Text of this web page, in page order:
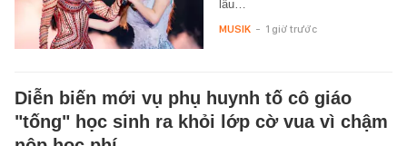
lâu…
MUSIK - 1 giờ trước
Diễn biến mới vụ phụ huynh tố cô giáo
"tống" học sinh ra khỏi lớp cờ vua vì chậm